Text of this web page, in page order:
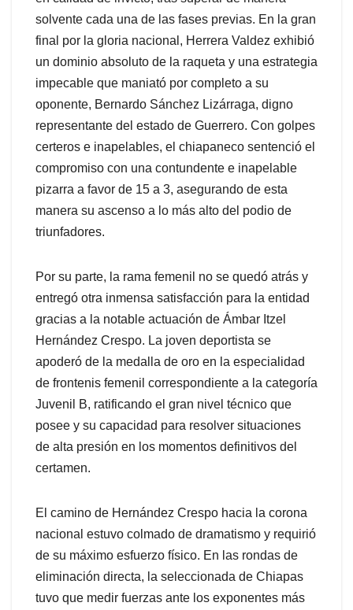
solvente cada una de las fases previas. En la gran
final por la gloria nacional, Herrera Valdez exhibió
un dominio absoluto de la raqueta y una estrategia
impecable que maniató por completo a su
oponente, Bernardo Sánchez Lizárraga, digno
representante del estado de Guerrero. Con golpes
certeros e inapelables, el chiapaneco sentenció el
compromiso con una contundente e inapelable
pizarra a favor de 15 a 3, asegurando de esta
manera su ascenso a lo más alto del podio de
triunfadores.
Por su parte, la rama femenil no se quedó atrás y
entregó otra inmensa satisfacción para la entidad
gracias a la notable actuación de Ámbar Itzel
Hernández Crespo. La joven deportista se
apoderó de la medalla de oro en la especialidad
de frontenis femenil correspondiente a la categoría
Juvenil B, ratificando el gran nivel técnico que
posee y su capacidad para resolver situaciones
de alta presión en los momentos definitivos del
certamen.
El camino de Hernández Crespo hacia la corona
nacional estuvo colmado de dramatismo y requirió
de su máximo esfuerzo físico. En las rondas de
eliminación directa, la seleccionada de Chiapas
tuvo que medir fuerzas ante los exponentes más